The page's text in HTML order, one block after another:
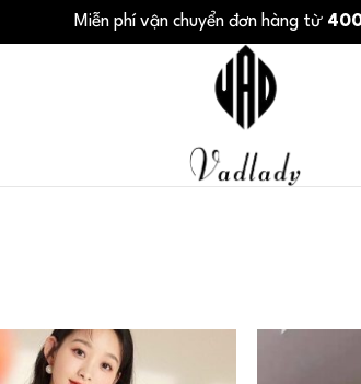
Miễn phí vận chuyển đơn hàng từ